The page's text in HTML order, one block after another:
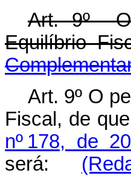
Art. 9º O
Equilíbrio
Art. 9º O
Fiscal, de
nº 178, de
será: